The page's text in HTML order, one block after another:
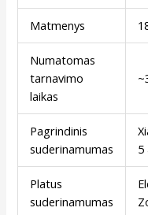
Matmenys
Numatomas
tarnavimo
laikas
Pagrindinis
suderinamumas
5
Platus
suderinamumas